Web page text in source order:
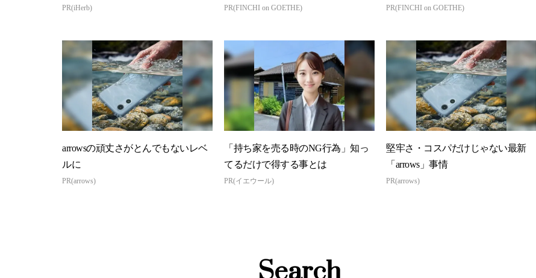
PR(iHerb) PR(FINCHI on GOETHE) PR(FINCHI on GOETHE)
arrowsの頑丈さがとんでもないレベ
ルに
PR(arrows)
「持ち家を売る時のNG行為」知っ
てるだけで得する事とは
PR(イエウール)
堅牢さ・コスパだけじゃない最新
「arrows」事情
PR(arrows)